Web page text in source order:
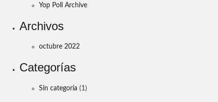
Yop Poll Archive
Archivos
octubre 2022
Categorías
Sin categoría (1)